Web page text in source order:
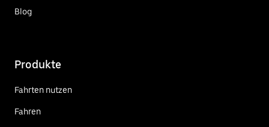
Blog
Produkte
Fahrten nutzen
Fahren